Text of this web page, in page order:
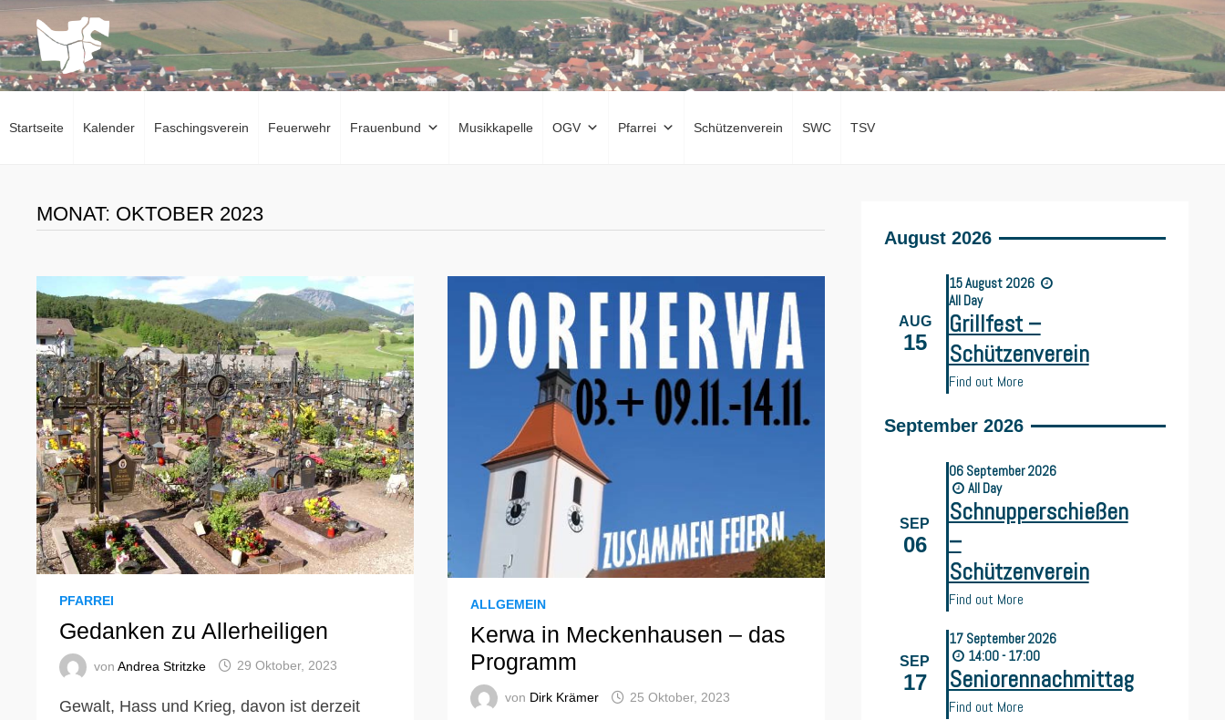
Zum
Inhalt
springen
Startseite Kalender Faschingsverein Feuerwehr Frauenbund Musikkapelle OGV Pfarrei Schützenverein SWC TSV
MONAT: OKTOBER 2023
PFARREI
Gedanken zu Allerheiligen
vonAndrea Stritzke 29 Oktober, 2023
Gewalt, Hass und Krieg, davon ist derzeit
ALLGEMEIN
Kerwa in Meckenhausen – das
Programm
von Dirk Krämer 25 Oktober, 2023
August 2026
AUG
15
15August 2026
All Day
Grillfest –
Schützenverein
Find out More
September 2026
SEP
06
06 September2026
All Day
Schnupperschießen
–
Schützenverein
Find out More
SEP
17
17 September2026
14:00 - 17:00
Seniorennachmittag
Find out More